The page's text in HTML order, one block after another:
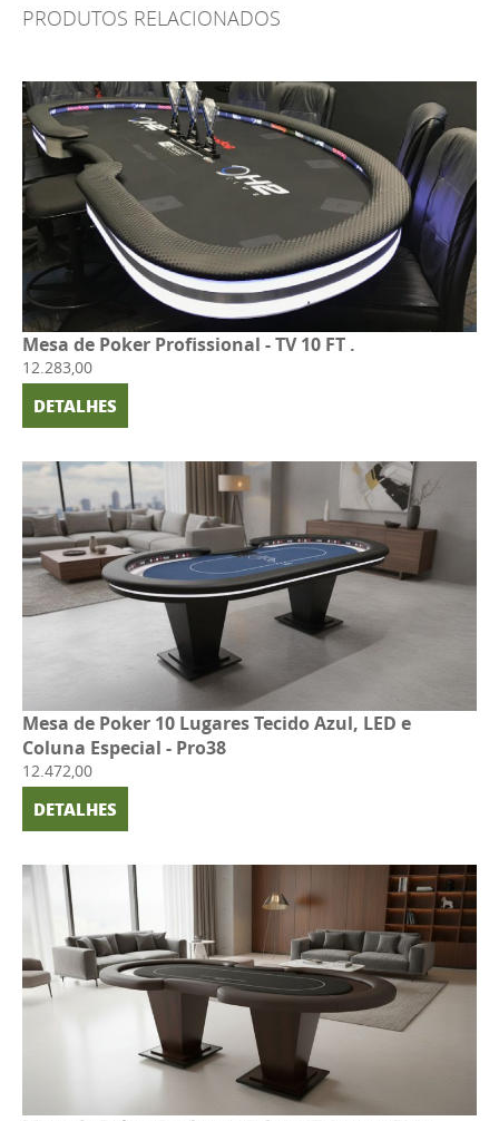
PRODUTOS RELACIONADOS
Mesa de Poker Profissional - TV 10 FT .
12.283,00
DETALHES
Mesa de Poker 10 Lugares Tecido Azul, LED e
Coluna Especial - Pro38
12.472,00
DETALHES